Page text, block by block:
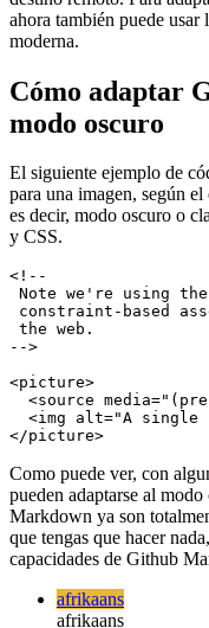
Hasta ahora, podía usar la
Markdown que renderice
ahora también puede
moderna.
modo oscuro
El siguiente ejemplo de
para una imagen, según el
es decir, modo oscuro o
y CSS.
<!--
Note we're using the
the web.
-->
<picture>
<img alt="A single
Como puede ver, con
pueden adaptarse al
Markdown ya son
que tengas que hacer
capacidades de Github